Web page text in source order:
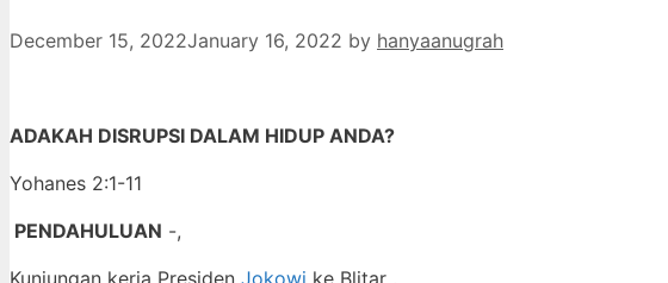
December 15, 2022January 16, 2022 by hanyaanugrah
ADAKAH DISRUPSI DALAM HIDUP ANDA?
Yohanes 2:1-11
PENDAHULUAN -,